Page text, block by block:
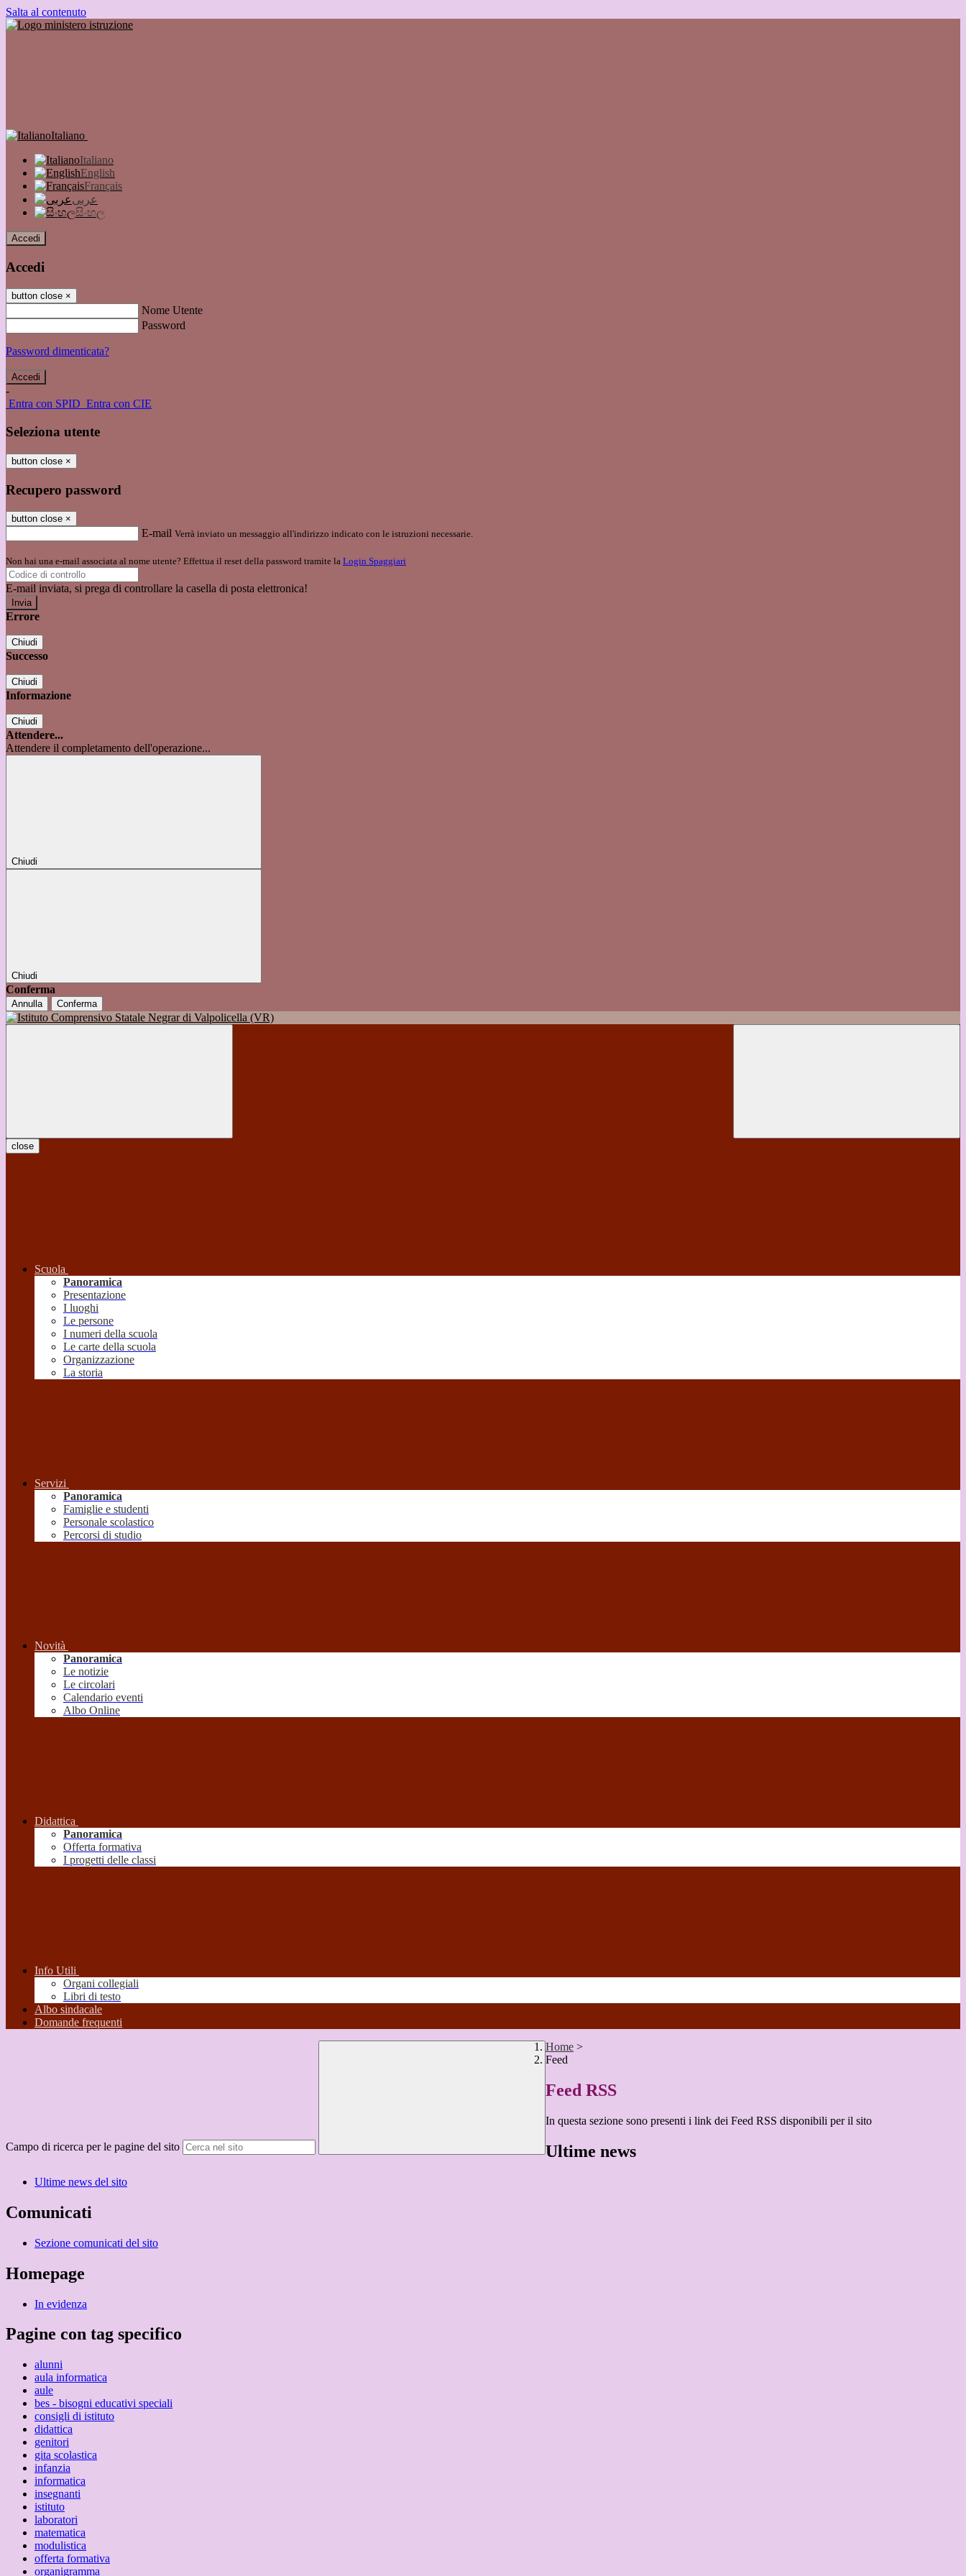
Salta al contenuto
Italiano
Italiano
English
Français
عربى
සිංහල
Accedi
Accedi
button close ×
Nome Utente
Password
Password dimenticata?
-
Entra con SPID Entra con CIE
Seleziona utente
button close ×
Recupero password
button close ×
E-mail Verrà inviato un messaggio all'indirizzo indicato con le istruzioni necessarie.
Non hai una e-mail associata al nome utente? Effettua il reset della password tramite la Login Spaggiari
E-mail inviata, si prega di controllare la casella di posta elettronica!
Errore
Chiudi
Successo
Chiudi
Informazione
Chiudi
Attendere...
Attendere il completamento dell'operazione...
Chiudi
Chiudi
Conferma
Annulla Conferma
close
Scuola
Panoramica
Presentazione
I luoghi
Le persone
I numeri della scuola
Le carte della scuola
Organizzazione
La storia
Servizi
Panoramica
Famiglie e studenti
Personale scolastico
Percorsi di studio
Novità
Panoramica
Le notizie
Le circolari
Calendario eventi
Albo Online
Didattica
Panoramica
Offerta formativa
I progetti delle classi
Info Utili
Organi collegiali
Libri di testo
Albo sindacale
Domande frequenti
Campo di ricerca per le pagine del sito
Home >
Feed
Feed RSS
In questa sezione sono presenti i link dei Feed RSS disponibili per il sito
Ultime news
Ultime news del sito
Comunicati
Sezione comunicati del sito
Homepage
In evidenza
Pagine con tag specifico
alunni
aula informatica
aule
bes - bisogni educativi speciali
consigli di istituto
didattica
genitori
gita scolastica
infanzia
informatica
insegnanti
istituto
laboratori
matematica
modulistica
offerta formativa
organigramma